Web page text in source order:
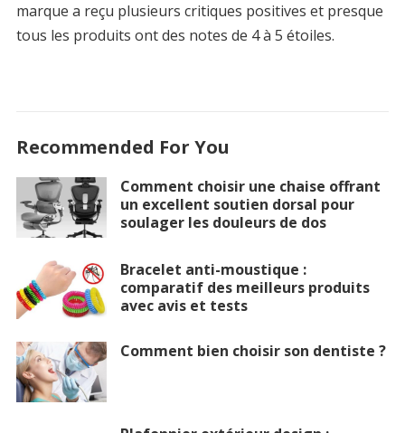
marque a reçu plusieurs critiques positives et presque
tous les produits ont des notes de 4 à 5 étoiles.
Recommended For You
Comment choisir une chaise offrant
un excellent soutien dorsal pour
soulager les douleurs de dos
Bracelet anti-moustique :
comparatif des meilleurs produits
avec avis et tests
Comment bien choisir son dentiste ?